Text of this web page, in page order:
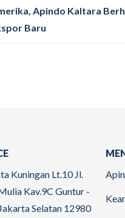
Apindo Kaltara
Baru
Kuningan Lt.10 Jl.
Kav.9C Guntur -
Selatan 12980